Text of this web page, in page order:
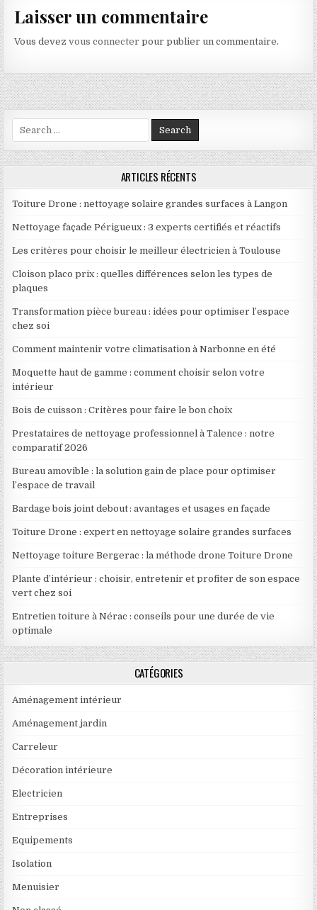
Laisser un commentaire
Vous devezvous connecter pour publier un commentaire.
Search for:
ARTICLES RÉCENTS
Toiture Drone : nettoyage solaire grandes surfaces à Langon
Nettoyage façade Périgueux : 3 experts certifiés et réactifs
Les critères pour choisir le meilleur électricien à Toulouse
Cloison placo prix : quelles différences selon les types de
plaques
Transformation pièce bureau : idées pour optimiser l’espace
chez soi
Comment maintenir votre climatisation à Narbonne en été
Moquette haut de gamme : comment choisir selon votre
intérieur
Bois de cuisson : Critères pour faire le bon choix
Prestataires de nettoyage professionnel à Talence : notre
comparatif 2026
Bureau amovible : la solution gain de place pour optimiser
l’espace de travail
Bardage bois joint debout : avantages et usages en façade
Toiture Drone : expert en nettoyage solaire grandes surfaces
Nettoyage toiture Bergerac : la méthode drone Toiture Drone
Plante d’intérieur : choisir, entretenir et profiter de son espace
vert chez soi
Entretien toiture à Nérac : conseils pour une durée de vie
optimale
CATÉGORIES
Aménagement intérieur
Aménagement jardin
Carreleur
Décoration intérieure
Electricien
Entreprises
Equipements
Isolation
Menuisier